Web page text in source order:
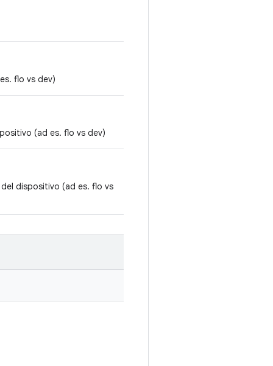
flo vs dev)
(ad es. flo vs dev)
dispositivo (ad es. flo vs